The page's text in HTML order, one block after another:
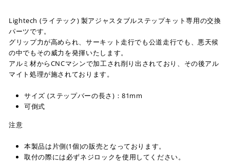
Lightech (ライテック) 製アジャスタブルステップキット専用の交換
パーツです。
グリップ力が高められ、サーキット走行でも公道走行でも、悪天候
の中でもその威力を発揮いたします。
アルミ材からCNCマシンで加工され削り出されており、その後アル
マイト処理が施されております。
サイズ (ステップバーの長さ)：81mm
可倒式
注意
本製品は片側(1個)の販売となっております。
取付の際には必ずネジロックを使用してください。